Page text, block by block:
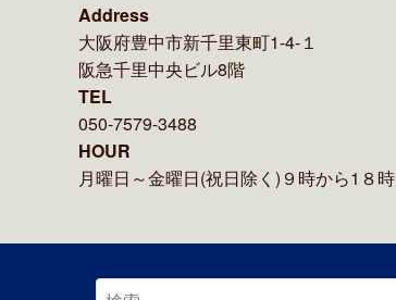
Address
大阪府豊中市新千里東町1-4-１
阪急千里中央ビル8階
TEL
050-7579-3488
HOUR
月曜日～金曜日(祝日除く)９時から1８時